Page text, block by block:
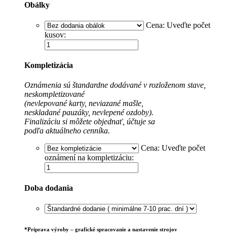
Obálky
Cena: Uveďte počet
kusov:
Kompletizácia
Oznámenia sú štandardne dodávané v rozloženom stave,
neskompletizované
(nevlepované karty, neviazané mašle,
neskladané pauzáky, nevlepené ozdoby).
Finalizáciu si môžete objednať, účtuje sa
podľa aktuálneho cenníka.
Cena: Uveďte počet
oznámení na kompletizáciu:
Doba dodania
*Príprava výroby – grafické spracovanie a nastavenie strojov